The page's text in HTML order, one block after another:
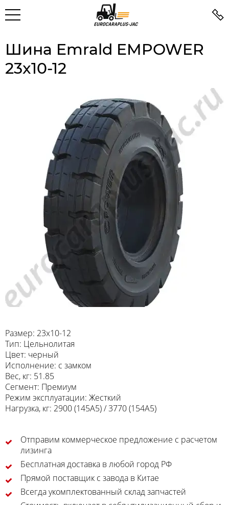
Шина Emrald EMPOWER
23x10-12
Размер: 23x10-12
Тип: Цельнолитая
Цвет: черный
Исполнение: с замком
Вес, кг: 51.85
Сегмент: Премиум
Режим эксплуатации: Жесткий
Нагрузка, кг: 2900 (145A5) / 3770 (154A5)
Отправим коммерческое предложение с расчетом
лизинга
Бесплатная доставка в любой город РФ
Прямой поставщик с завода в Китае
Всегда укомплектованный склад запчастей